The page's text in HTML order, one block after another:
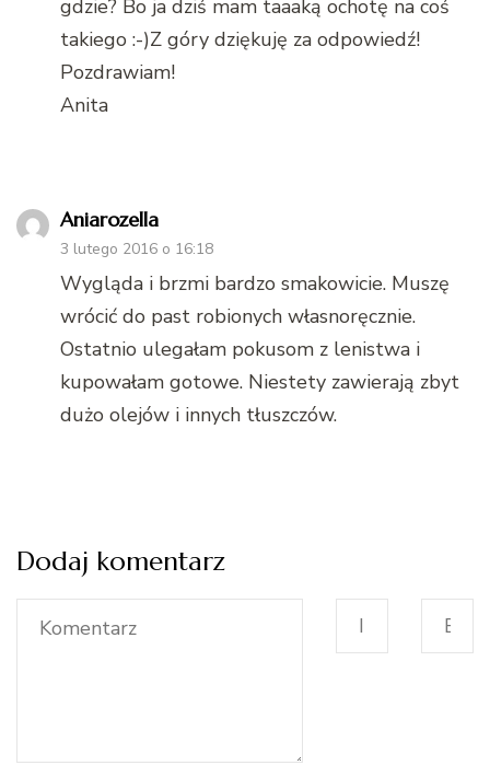
gdzie? Bo ja dziś mam taaaką ochotę na coś
takiego :-)Z góry dziękuję za odpowiedź!
Pozdrawiam!
Anita
Aniarozella
3 lutego 2016 o 16:18
Wygląda i brzmi bardzo smakowicie. Muszę
wrócić do past robionych własnoręcznie.
Ostatnio ulegałam pokusom z lenistwa i
kupowałam gotowe. Niestety zawierają zbyt
dużo olejów i innych tłuszczów.
Dodaj komentarz